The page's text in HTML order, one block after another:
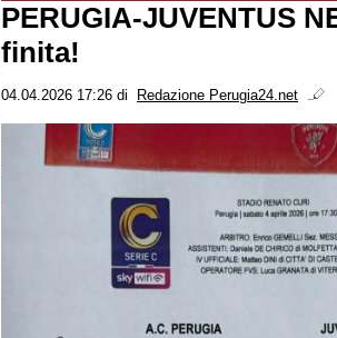
PERUGIA-JUVENTUS
finita!
04.04.2026 17:26 di Redazione Perugia24.net